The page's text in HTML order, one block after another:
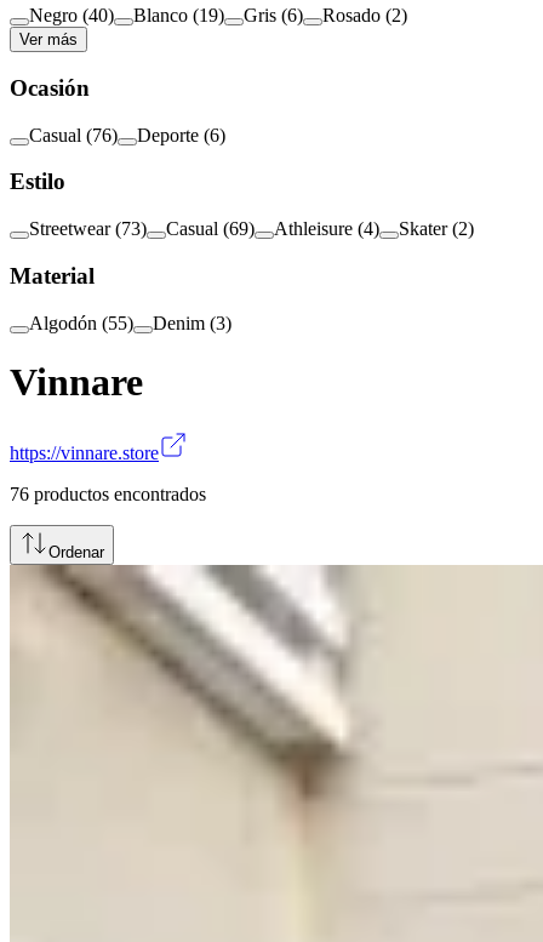
Negro (40) Blanco (19) Gris (6) Rosado (2)
Ver más
Ocasión
Casual (76) Deporte (6)
Estilo
Streetwear (73) Casual (69) Athleisure (4) Skater (2)
Material
Algodón (55) Denim (3)
Vinnare
https://vinnare.store
76 productos encontrados
Ordenar